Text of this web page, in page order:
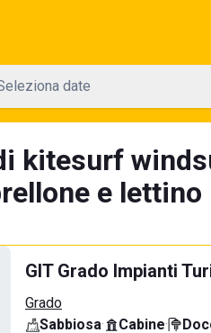
date
kitesurf
e lettino
GIT Grado Impianti
Grado
Sabbiosa· Cabine·